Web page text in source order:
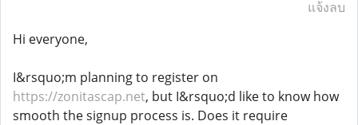
แจ้งลบ
Hi everyone,
I&rsquo;m planning to register on
https://zonitascap.net, but I&rsquo;d like to know how
smooth the signup process is. Does it require